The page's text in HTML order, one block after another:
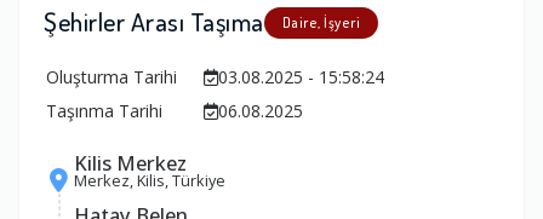
Şehirler Arası Taşıma Daire, İşyeri
Oluşturma Tarihi
03.08.2025 - 15:58:24
Taşınma Tarihi
06.08.2025
Kilis Merkez
Merkez, Kilis, Türkiye